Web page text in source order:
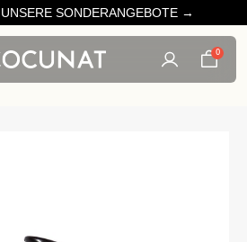
SONDERANGEBOTE →
0